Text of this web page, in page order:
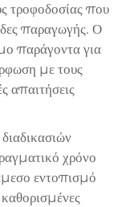
τροφοδοσίας που
παραγωγής. Ο
παράγοντα για
με τους
απαιτήσεις
χρόνο
εντοπισμό